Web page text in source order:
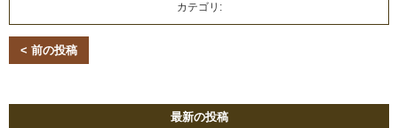
カテゴリ:
< 前の投稿
最新の投稿